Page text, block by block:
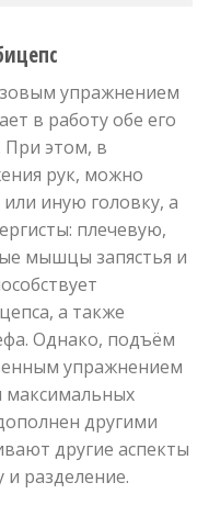
упражнением
в работу обе его
При этом, в
рук, можно
иную головку, а
плечевую,
мышцы запястья и
а также
Однако, подъём
упражнением
максимальных
другими
другие аспекты
разделение.